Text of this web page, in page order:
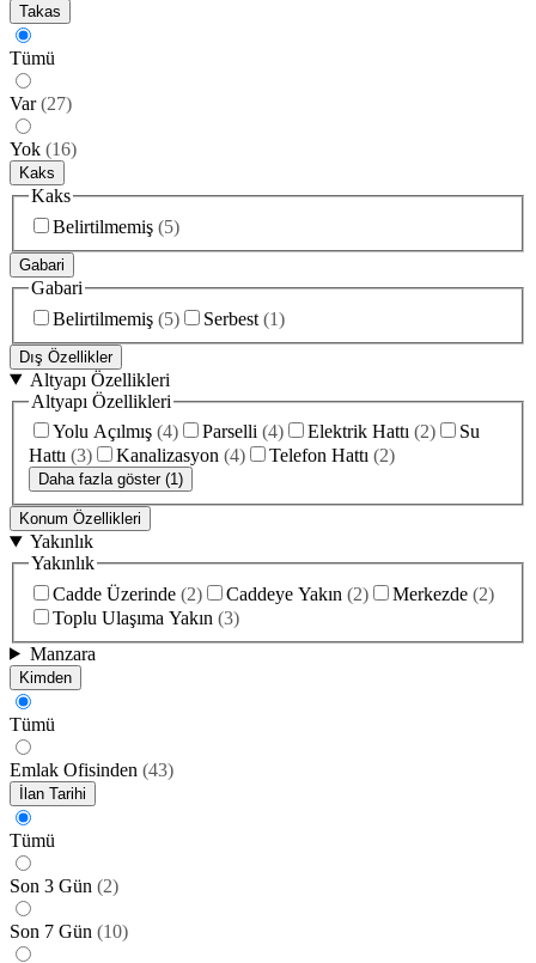
Takas
Tümü
Var (27)
Yok (16)
Kaks
Kaks
Belirtilmemiş (5)
Gabari
Gabari
Belirtilmemiş (5) Serbest (1)
Dış Özellikler
Altyapı Özellikleri
Altyapı Özellikleri
Yolu Açılmış (4) Parselli (4) Elektrik Hattı (2)
Su
Hattı (3) Kanalizasyon (4) Telefon Hattı (2)
Daha fazla göster (1)
Konum Özellikleri
Yakınlık
Yakınlık
Cadde Üzerinde (2) Caddeye Yakın (2) Merkezde (2)
Toplu Ulaşıma Yakın (3)
Manzara
Kimden
Tümü
Emlak Ofisinden (43)
İlan Tarihi
Tümü
Son 3 Gün (2)
Son 7 Gün (10)